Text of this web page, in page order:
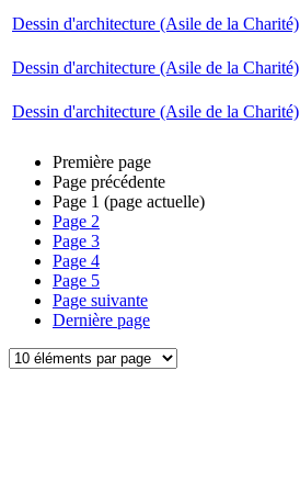
Dessin d'architecture (Asile de la Charité)
Dessin d'architecture (Asile de la Charité)
Dessin d'architecture (Asile de la Charité)
Première page
Page précédente
Page 1 (page actuelle)
Page 2
Page 3
Page 4
Page 5
Page suivante
Dernière page